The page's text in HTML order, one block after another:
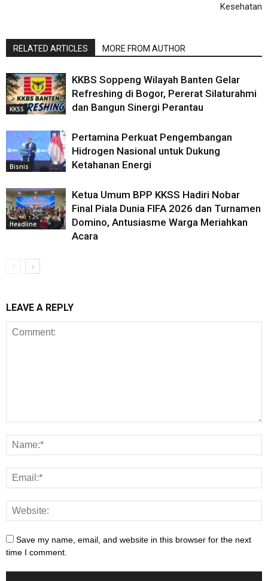
Kesehatan
RELATED ARTICLES MORE FROM AUTHOR
KKSS
KKBS Soppeng Wilayah Banten Gelar
Refreshing di Bogor, Pererat Silaturahmi
dan Bangun Sinergi Perantau
Bisnis
Pertamina Perkuat Pengembangan
Hidrogen Nasional untuk Dukung
Ketahanan Energi
Headline
Ketua Umum BPP KKSS Hadiri Nobar
Final Piala Dunia FIFA 2026 dan Turnamen
Domino, Antusiasme Warga Meriahkan
Acara
LEAVE A REPLY
Save my name, email, and website in this browser for the next
time I comment.